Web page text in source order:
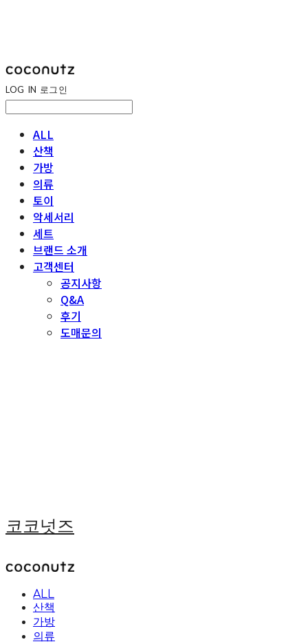
LOG IN 로그인
ALL
산책
가방
의류
토이
악세서리
세트
브랜드 소개
고객센터
공지사항
Q&A
후기
도매문의
코코넛즈
ALL
산책
가방
의류